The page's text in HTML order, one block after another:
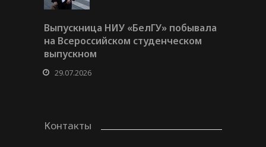
Выпускница НИУ «БелГУ» побывала
на Всероссийском студенческом
выпускном
29.07.2026
Контакты